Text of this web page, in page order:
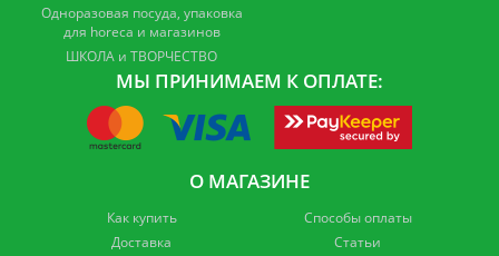
Одноразовая посуда, упаковка
для horeca и магазинов
ШКОЛА и ТВОРЧЕСТВО
МЫ ПРИНИМАЕМ К ОПЛАТЕ:
О МАГАЗИНЕ
Как купить
Доставка
Способы оплаты
Статьи